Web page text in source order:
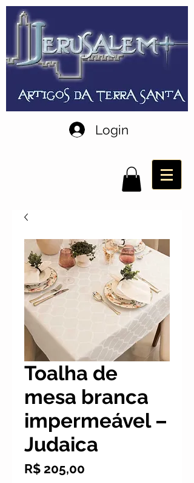
Login
Toalha de
mesa branca
impermeável –
Judaica
R$ 205,00